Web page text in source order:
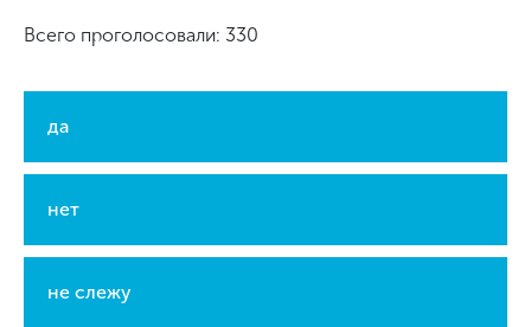
Всего проголосовали: 330
да
нет
не слежу